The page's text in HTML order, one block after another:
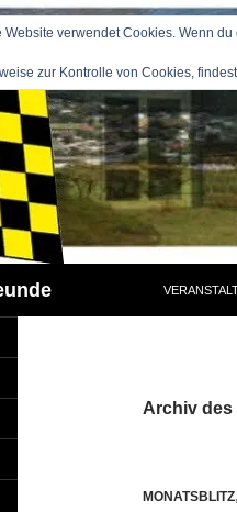
Archiv des
MONATSBLITZ,
verwendet Cookies. Wenn
zur Kontrolle von Cookies,